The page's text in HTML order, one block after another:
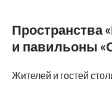
Пространства
и павильоны
Жителей и гостей